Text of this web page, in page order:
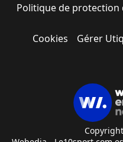
Politique de protection
Cookies Gérer Utiq